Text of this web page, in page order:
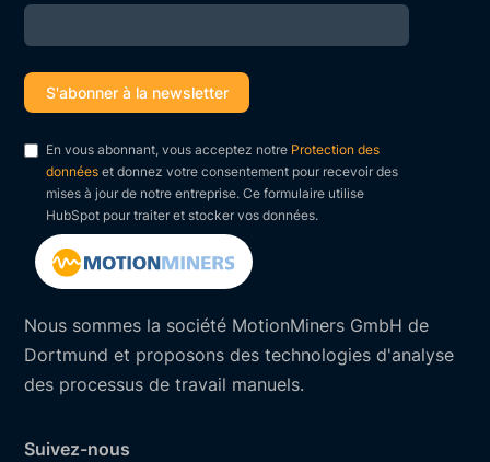
Nous sommes la société MotionMiners GmbH de
Dortmund et proposons des technologies d'analyse
des processus de travail manuels.
Suivez-nous
En vous abonnant, vous acceptez notre Protection des
données et donnez votre consentement pour recevoir des
mises à jour de notre entreprise. Ce formulaire utilise
HubSpot pour traiter et stocker vos données.